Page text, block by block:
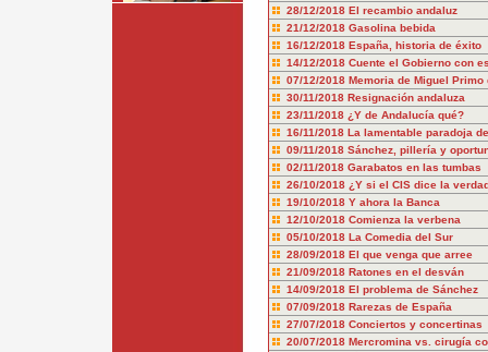
28/12/2018 El recambio andaluz
21/12/2018 Gasolina bebida
16/12/2018 España, historia de éxito
14/12/2018 Cuente el Gobierno con
07/12/2018 Memoria de Miguel Primo
30/11/2018 Resignación andaluza
23/11/2018 ¿Y de Andalucía qué?
16/11/2018 La lamentable paradoja
09/11/2018 Sánchez, pillería y
02/11/2018 Garabatos en las tumbas
26/10/2018 ¿Y si el CIS dice la
19/10/2018 Y ahora la Banca
12/10/2018 Comienza la verbena
05/10/2018 La Comedia del Sur
28/09/2018 El que venga que arree
21/09/2018 Ratones en el desván
14/09/2018 El problema de Sánchez
07/09/2018 Rarezas de España
27/07/2018 Conciertos y concertinas
20/07/2018 Mercromina vs. cirugía